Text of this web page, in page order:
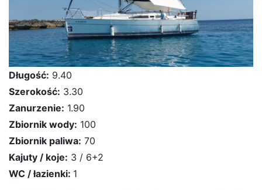
Długość: 9.40
Szerokość: 3.30
Zanurzenie: 1.90
Zbiornik wody: 100
Zbiornik paliwa: 70
Kajuty / koje: 3 / 6+2
WC / łazienki: 1